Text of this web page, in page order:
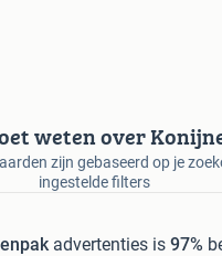
weten over
zijn gebaseerd op je
ingestelde filters
advertenties is 97%